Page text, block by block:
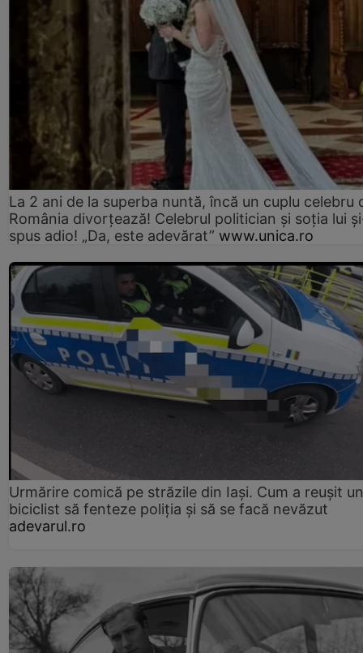
La 2 ani de la superba nuntă, încă un cuplu celebru
România divorțează! Celebrul politician și soția lui
spus adio! „Da, este adevărat” www.unica.ro
Urmărire comică pe străzile din Iași. Cum a reușit un
biciclist să fenteze poliția și să se facă nevăzut
adevarul.ro